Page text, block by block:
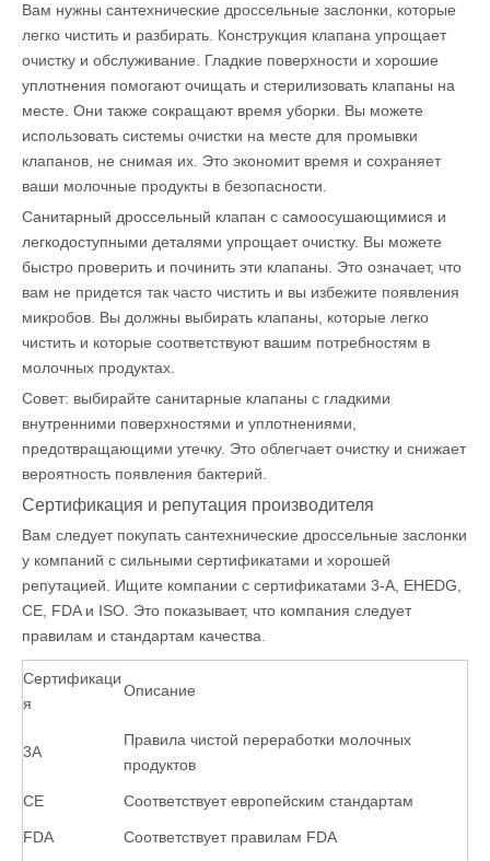
Вам нужны сантехнические дроссельные заслонки, которые
легко чистить и разбирать. Конструкция клапана упрощает
очистку и обслуживание. Гладкие поверхности и хорошие
уплотнения помогают очищать и стерилизовать клапаны на
месте. Они также сокращают время уборки. Вы можете
использовать системы очистки на месте для промывки
клапанов, не снимая их. Это экономит время и сохраняет
ваши молочные продукты в безопасности.
Санитарный дроссельный клапан с самоосушающимися и
легкодоступными деталями упрощает очистку. Вы можете
быстро проверить и починить эти клапаны. Это означает, что
вам не придется так часто чистить и вы избежите появления
микробов. Вы должны выбирать клапаны, которые легко
чистить и которые соответствуют вашим потребностям в
молочных продуктах.
Совет: выбирайте санитарные клапаны с гладкими
внутренними поверхностями и уплотнениями,
предотвращающими утечку. Это облегчает очистку и снижает
вероятность появления бактерий.
Сертификация и репутация производителя
Вам следует покупать сантехнические дроссельные заслонки
у компаний с сильными сертификатами и хорошей
репутацией. Ищите компании с сертификатами 3-A, EHEDG,
CE, FDA и ISO. Это показывает, что компания следует
правилам и стандартам качества.
Сертификаци
я
Описание
3А
Правила чистой переработки молочных
продуктов
CE Соответствует европейским стандартам
FDA Соответствует правилам FDA